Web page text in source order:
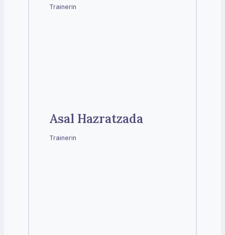
Trainerin
Asal Hazratzada
Trainerin